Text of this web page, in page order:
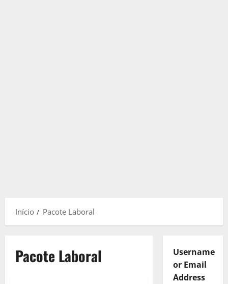
Início Pacote Laboral
Pacote Laboral
Username
or Email
Address